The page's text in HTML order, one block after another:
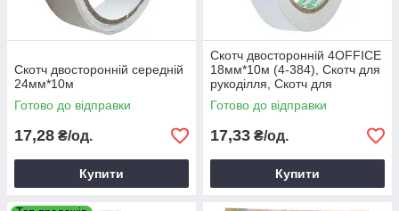
Скотч двосторонній середній
24мм*10м
Готово до відправки
17,28 ₴/од.
Купити
Скотч двосторонній 4OFFICE
18мм*10м (4-384), Скотч для
рукоділля, Скотч для
пакування
Готово до відправки
17,33 ₴/од.
Купити